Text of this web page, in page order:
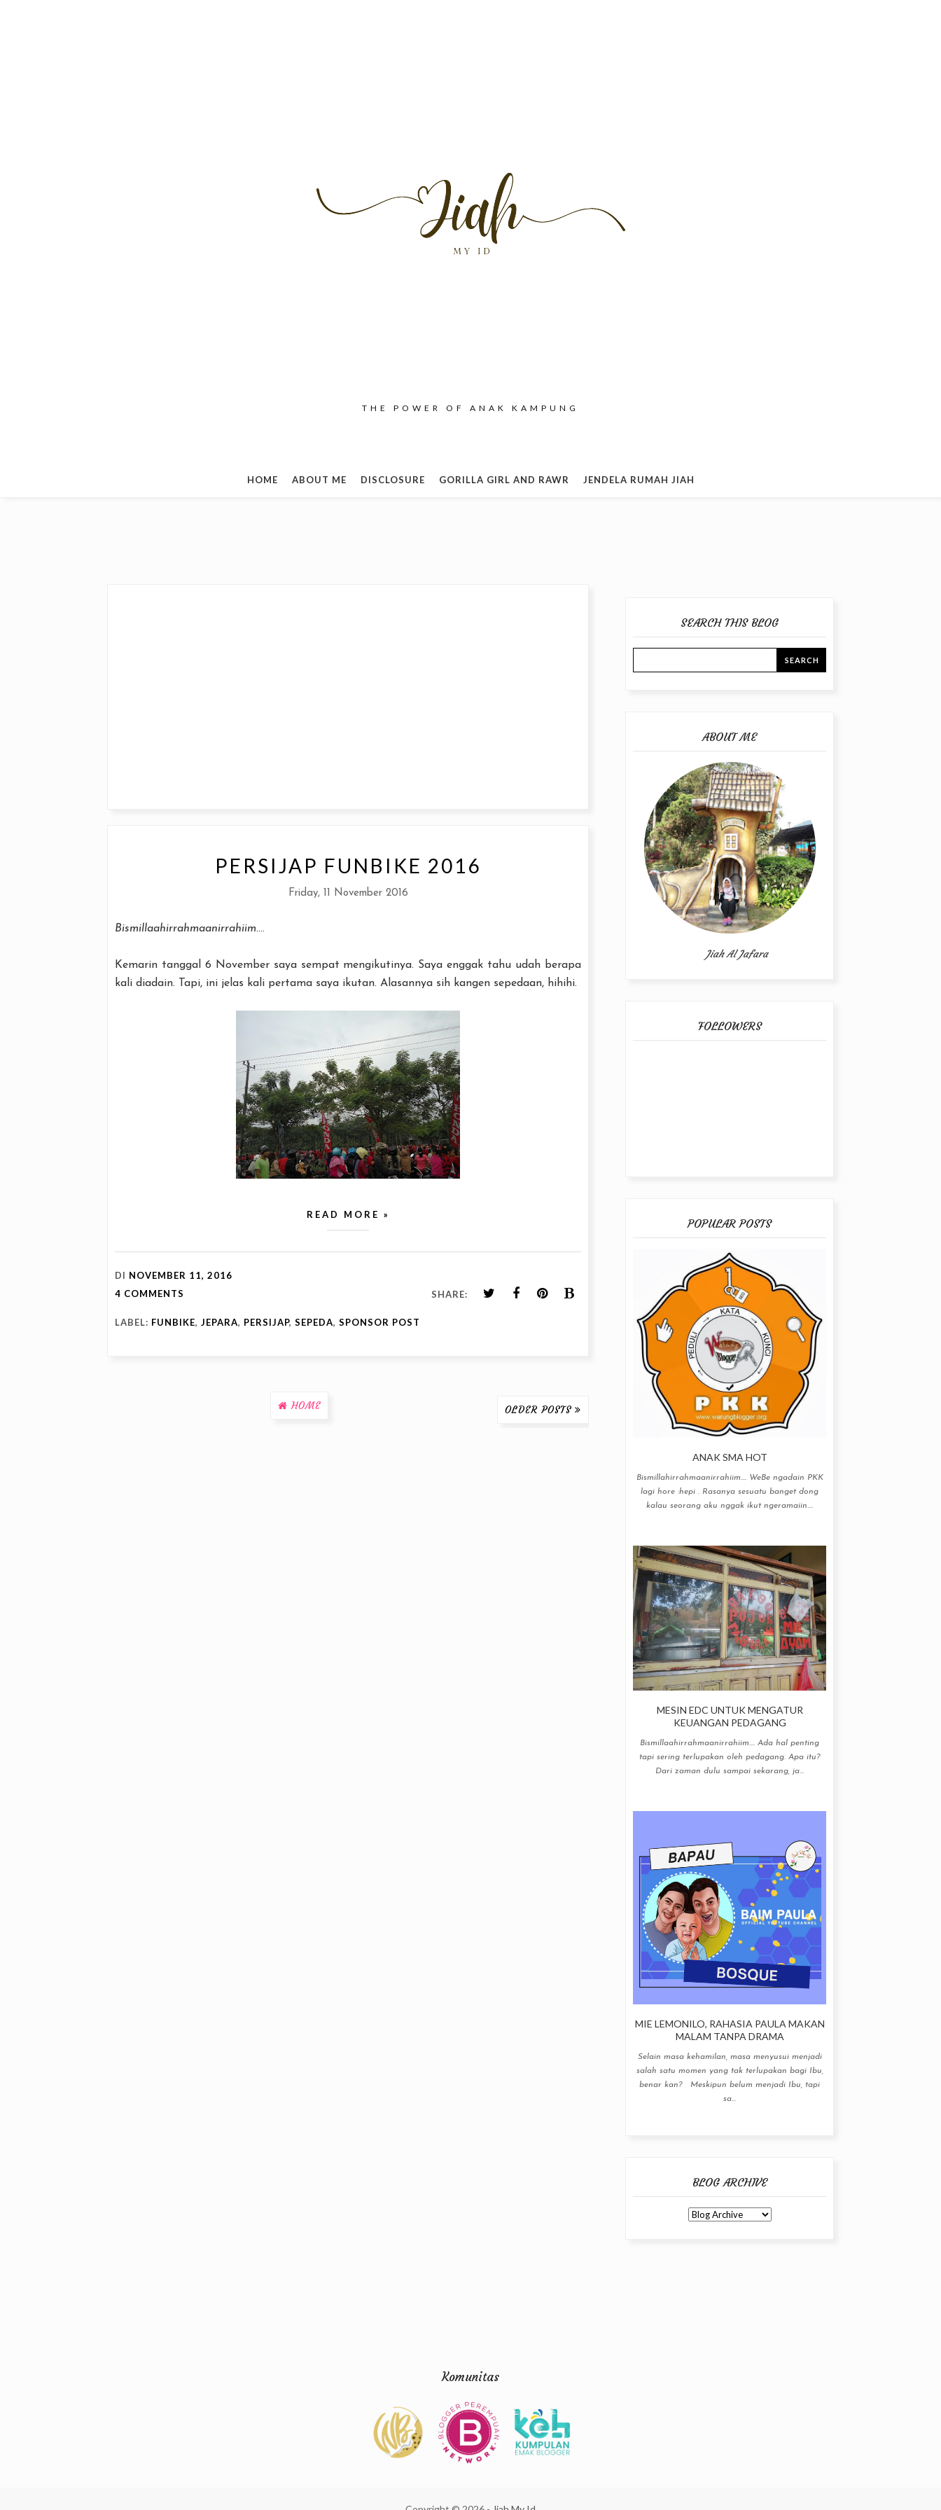
THE POWER OF ANAK KAMPUNG
HOME ABOUT ME DISCLOSURE GORILLA GIRL AND RAWR JENDELA RUMAH JIAH
PERSIJAP FUNBIKE 2016
Friday, 11 November 2016
Bismillaahirrahmaanirrahiim....
Kemarin tanggal 6 November saya sempat mengikutinya. Saya enggak tahu udah berapa
kali diadain. Tapi, ini jelas kali pertama saya ikutan. Alasannya sih kangen sepedaan, hihihi.
READ MORE »
DI NOVEMBER 11, 2016
4 COMMENTS
SHARE:
LABEL: FUNBIKE, JEPARA, PERSIJAP, SEPEDA, SPONSOR POST
OLDER POSTS
HOME
SEARCH THIS BLOG
ABOUT ME
Jiah Al Jafara
FOLLOWERS
POPULAR POSTS
ANAK SMA HOT
Bismillahirrahmaanirrahiim…. WeBe ngadain PKK
lagi hore :hepi . Rasanya sesuatu banget dong
kalau seorang aku nggak ikut ngeramaiin....
MESIN EDC UNTUK MENGATUR
KEUANGAN PEDAGANG
Bismillaahirrahmaanirrahiim.... Ada hal penting
tapi sering terlupakan oleh pedagang. Apa itu?
Dari zaman dulu sampai sekarang, ja...
MIE LEMONILO, RAHASIA PAULA MAKAN
MALAM TANPA DRAMA
Selain masa kehamilan, masa menyusui menjadi
salah satu momen yang tak terlupakan bagi Ibu,
benar kan? Meskipun belum menjadi Ibu, tapi
sa...
BLOG ARCHIVE
Komunitas